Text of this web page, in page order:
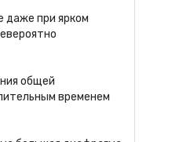
даже при ярком
общей
временем